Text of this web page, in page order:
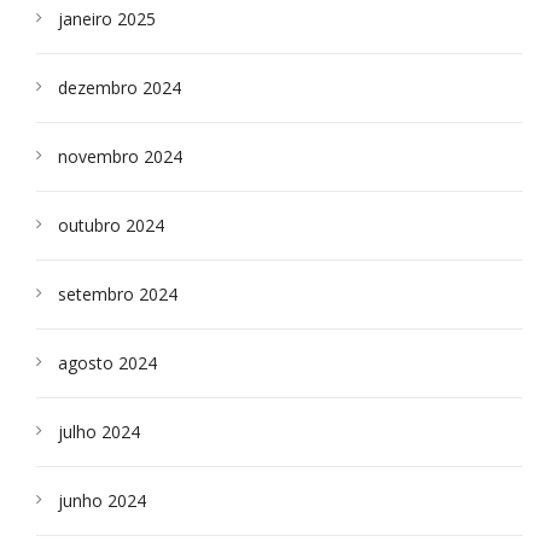
janeiro 2025
dezembro 2024
novembro 2024
outubro 2024
setembro 2024
agosto 2024
julho 2024
junho 2024